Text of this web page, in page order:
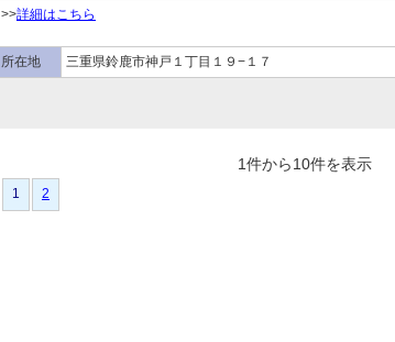
>>詳細はこちら
所在地 三重県鈴鹿市神戸１丁目１９−１７
1件から10件を表示
1 2